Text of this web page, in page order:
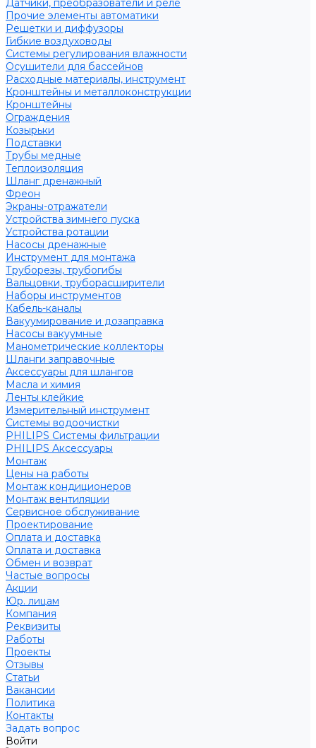
Датчики, преобразователи и реле
Прочие элементы автоматики
Решетки и диффузоры
Гибкие воздуховоды
Системы регулирования влажности
Осушители для бассейнов
Расходные материалы, инструмент
Кронштейны и металлоконструкции
Кронштейны
Ограждения
Козырьки
Подставки
Трубы медные
Теплоизоляция
Шланг дренажный
Фреон
Экраны-отражатели
Устройства зимнего пуска
Устройства ротации
Насосы дренажные
Инструмент для монтажа
Труборезы, трубогибы
Вальцовки, труборасширители
Наборы инструментов
Кабель-каналы
Вакуумирование и дозаправка
Насосы вакуумные
Манометрические коллекторы
Шланги заправочные
Аксессуары для шлангов
Масла и химия
Ленты клейкие
Измерительный инструмент
Системы водоочистки
PHILIPS Системы фильтрации
PHILIPS Аксессуары
Монтаж
Цены на работы
Монтаж кондиционеров
Монтаж вентиляции
Сервисное обслуживание
Проектирование
Оплата и доставка
Оплата и доставка
Обмен и возврат
Частые вопросы
Акции
Юр. лицам
Компания
Реквизиты
Работы
Проекты
Отзывы
Статьи
Вакансии
Политика
Контакты
Задать вопрос
Войти